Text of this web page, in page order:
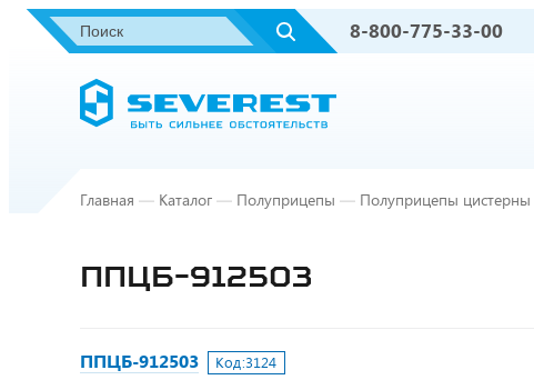
8-800-775-33-00
Главная — Каталог — Полуприцепы — Полуприцепы цистерны
ППЦБ-912503
ППЦБ-912503 Код:3124